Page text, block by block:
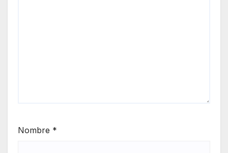
Nombre *